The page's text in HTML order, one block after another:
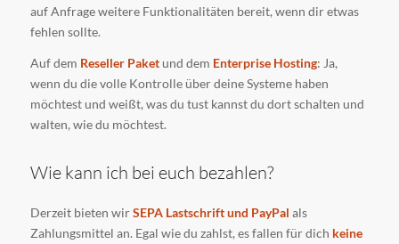
auf Anfrage weitere Funktionalitäten bereit, wenn dir etwas
fehlen sollte.
Auf dem Reseller Paketund dem Enterprise Hosting: Ja,
wenn du die volle Kontrolle über deine Systeme haben
möchtest und weißt, was du tust kannst du dort schalten und
walten, wie du möchtest.
Wie kann ich bei euch bezahlen?
Derzeit bieten wirSEPA Lastschrift und PayPal als
Zahlungsmittel an. Egal wie du zahlst, es fallen für dich keine